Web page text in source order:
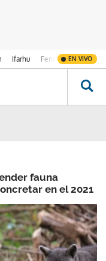
Ifarhu Fenómeno de El
EN VIVO
fauna
en el 2021